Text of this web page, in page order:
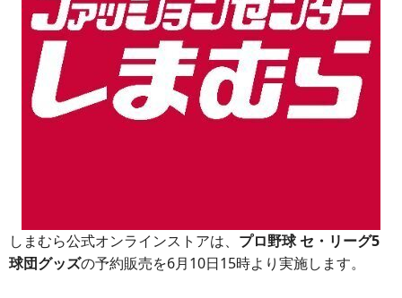
しまむら公式オンラインストアは、 プロ野球 セ・リーグ5
球団グッズの予約販売を6月10日15時より実施します。